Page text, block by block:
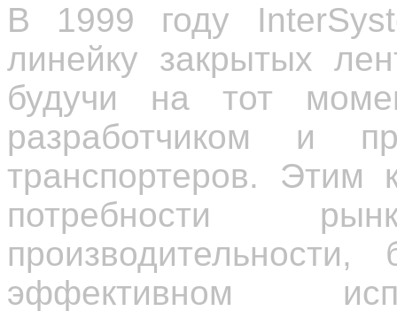
В 1999 году
линейку закрытых
будучи на тот
разработчиком и
транспортеров. Этим
потребности
эффективном